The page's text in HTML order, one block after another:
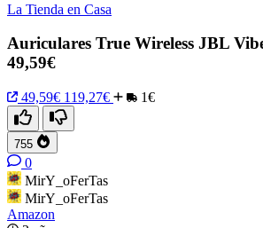
La Tienda en Casa
Auriculares True Wireless JBL
49,59€
49,59€ 119,27€ 1€
755
0
MirY_oFerTas
MirY_oFerTas
Amazon